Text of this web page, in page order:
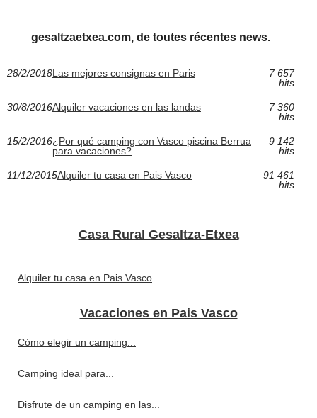
gesaltzaetxea.com, de toutes récentes news.
28/2/2018Las mejores consignas en Paris
7 657
hits
30/8/2016Alquiler vacaciones en las landas
7 360
hits
15/2/2016¿Por qué camping con Vasco piscina Berrua
para vacaciones?
9 142
hits
11/12/2015Alquiler tu casa en Pais Vasco
91 461
hits
Casa Rural Gesaltza-Etxea
Alquiler tu casa en Pais Vasco
Vacaciones en Pais Vasco
Cómo elegir un camping...
Camping ideal para...
Disfrute de un camping en las...